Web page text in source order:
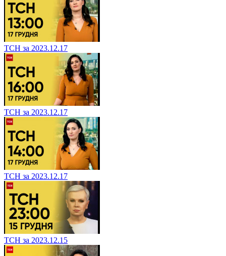
ТСН за 2023.12.17
ТСН за 2023.12.17
ТСН за 2023.12.17
ТСН за 2023.12.15